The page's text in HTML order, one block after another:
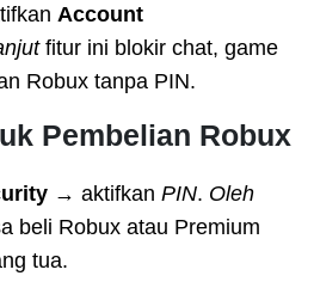
Account
fitur ini blokir chat, game
Robux tanpa PIN.
Pembelian Robux
→ aktifkan PIN. Oleh
beli Robux atau Premium
tua.